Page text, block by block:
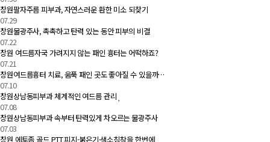
창원팔자주름 피부과, 자연스러운 환한 미소 되찾기
07.29
창원물광주사, 촉촉하고 탄력 있는 동안 피부의 비결
07.22
창원 여드름자국 가려지지 않는 패인 흉터는 어떡하죠?
07.21
창원여드름흉터 치료, 움푹 패인 곳도 좋아질 수 있을까…
07.10
창원상남동피부과 체계적인 여드름 관리
07.08
창원상남동피부과 속부터 탄력있게 차오르는 물광주사
07.03
창원 에토좀 골드 PTT 피지·붉은기·색소침착을 한번에